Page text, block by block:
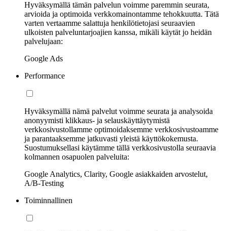
Hyväksymällä tämän palvelun voimme paremmin seurata,
arvioida ja optimoida verkkomainontamme tehokkuutta. Tätä
varten vertaamme salattuja henkilötietojasi seuraavien
ulkoisten palveluntarjoajien kanssa, mikäli käytät jo heidän
palvelujaan:
Google Ads
Performance
Hyväksymällä nämä palvelut voimme seurata ja analysoida
anonyymisti klikkaus- ja selauskäyttäytymistä
verkkosivustollamme optimoidaksemme verkkosivustoamme
ja parantaaksemme jatkuvasti yleistä käyttökokemusta.
Suostumuksellasi käytämme tällä verkkosivustolla seuraavia
kolmannen osapuolen palveluita:
Google Analytics, Clarity, Google asiakkaiden arvostelut,
A/B-Testing
Toiminnallinen